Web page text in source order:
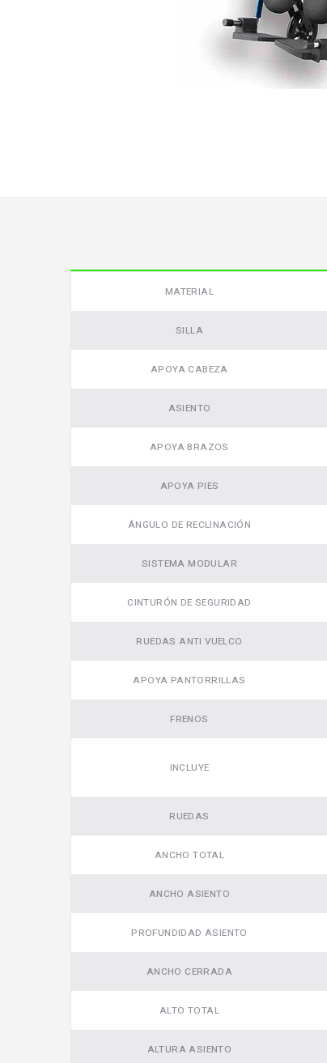
MATERIAL
SILLA
APOYA CABEZA
ASIENTO
APOYA BRAZOS
APOYA PIES
ÁNGULO DE RECLINACIÓN
SISTEMA MODULAR
CINTURÓN DE SEGURIDAD
RUEDAS ANTI VUELCO
APOYA PANTORRILLAS
FRENOS
INCLUYE
RUEDAS
ANCHO TOTAL
ANCHO ASIENTO
PROFUNDIDAD ASIENTO
ANCHO CERRADA
ALTO TOTAL
ALTURA ASIENTO